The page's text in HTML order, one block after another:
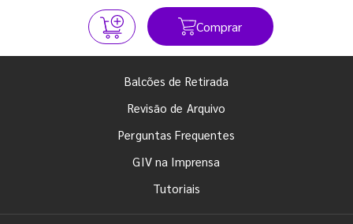
Comprar
Balcões de Retirada
Revisão de Arquivo
Perguntas Frequentes
GIV na Imprensa
Tutoriais